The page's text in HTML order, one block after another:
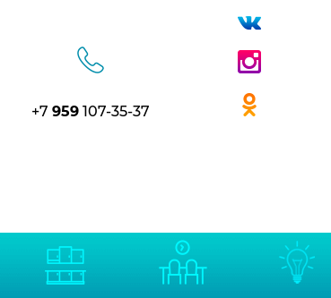
+7 959 107-35-37